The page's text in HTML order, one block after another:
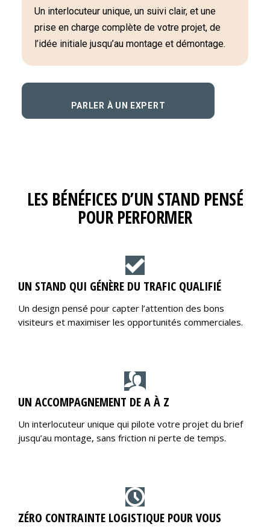
Un interlocuteur unique, un suivi clair, et une
prise en charge complète de votre projet, de
l’idée initiale jusqu’au montage et démontage.
PARLER À UN EXPERT
LES BÉNÉFICES D’UN STAND PENSÉ
POUR PERFORMER
UN STAND QUI GÉNÈRE DU TRAFIC QUALIFIÉ
Un design pensé pour capter l’attention des bons
visiteurs et maximiser les opportunités commerciales.
UN ACCOMPAGNEMENT DE A À Z
Un interlocuteur unique qui pilote votre projet du brief
jusqu’au montage, sans friction ni perte de temps.
ZÉRO CONTRAINTE LOGISTIQUE POUR VOUS